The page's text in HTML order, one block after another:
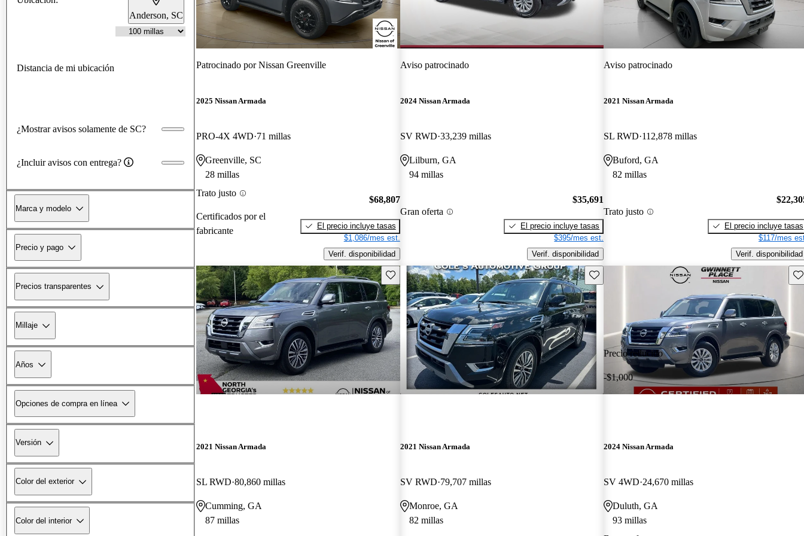
Anderson, SC
Distancia de mi ubicación
¿Mostrar avisos solamente de SC?
¿Incluir avisos con entrega?
Marca y modelo
Precio y pago
Precios transparentes
Millaje
Años
Opciones de compra en línea
Versión
Color del exterior
Color del interior
Patrocinado porNissan Greenville
2025 Nissan Armada
PRO-4X 4WD 71 millas
Greenville, SC
28 millas
Trato justo
Certificados por el
fabricante
$68,807
El precio incluye tasas
$1,086/mes est.
Verif. disponibilidad
Aviso patrocinado
2024 Nissan Armada
SV RWD 33,239 millas
Lilburn, GA
94 millas
Gran oferta
$35,691
El precio incluye tasas
$395/mes est.
Verif. disponibilidad
Aviso patrocinado
2021 Nissan Armada
SL RWD 112,878 millas
Buford, GA
82 millas
Trato justo
El precio incluye tasas
$117/mes
Verif. disponibilidad
Guarda este Aviso
2021 Nissan Armada
SL RWD 80,860 millas
Cumming, GA
87 millas
Guarda este Aviso
2021 Nissan Armada
SV RWD 79,707 millas
Monroe, GA
82 millas
Precio reducido
-$1,000
2024 Nissan Armada
SV 4WD 24,670 millas
Duluth, GA
93 millas